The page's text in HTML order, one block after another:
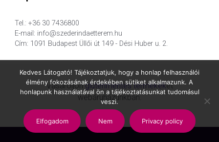
Tel.: +36 30 7436800
E-mail: info@szederindaetterem.hu
Cím: 1091 Budapest Üllői út 149 - Dési Huber u. 2.
Vásároljongluténmentes termékeket
webáruházunkban.
Kedves Látogató! Tájékoztatjuk, hogy a honlap felhasználói
élmény fokozásának érdekében sütiket alkalmazunk. A
honlapunk használatával ön a tájékoztatásunkat tudomásul
veszi.
Elfogadom Nem Privacy policy